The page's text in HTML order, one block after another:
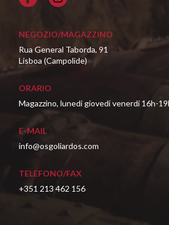
NEGOZIO/MAGAZZINO
Rua General Taborda, 91
Lisboa (Campolide)
ORARIO
Magazzino, lunedi giovedi venerdi 16h-
E-MAIL
info@osgoliardos.com
TELEFONO/FAX
+351 213 462 156